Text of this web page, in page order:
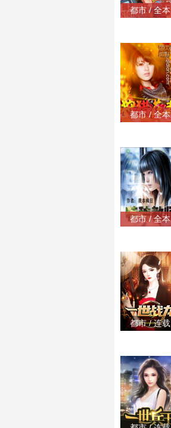
都市 / 全本
都市 / 全本
都市 / 全本
都市 / 连载